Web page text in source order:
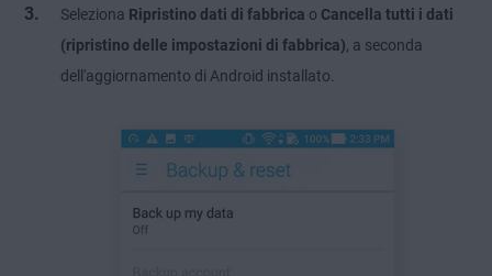
Seleziona Ripristino dati di fabbrica o Cancella tutti i dati
(ripristino delle impostazioni di fabbrica), a seconda
dell'aggiornamento di Android installato.